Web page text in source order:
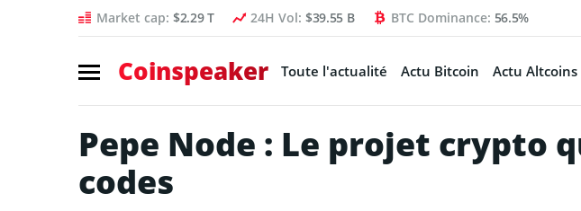
Market cap: $2.29 T 24H Vol: $39.55 B BTC Dominance: 56.5%
Coinspeaker Toute l'actualité Actu Bitcoin Actu Altcoins
Pepe Node : Le projet crypto
codes